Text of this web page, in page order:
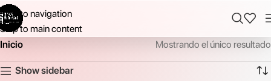
Skip to navigation
Skip to main content
Inicio
Mostrando el único resultado
Show sidebar